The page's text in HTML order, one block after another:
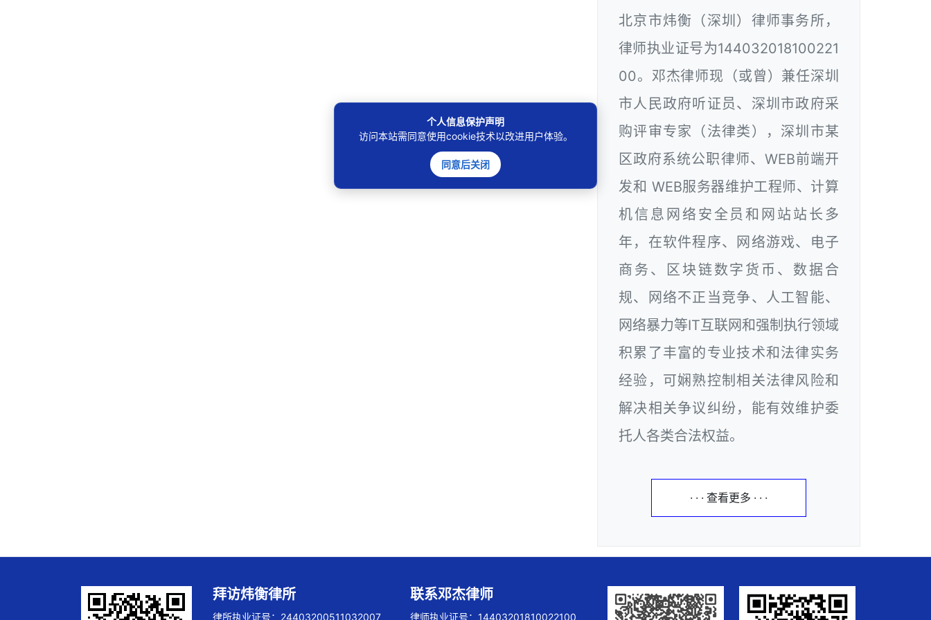
北京市炜衡（深圳）律师事务所，
律师执业证号为144032018100221
00。邓杰律师现（或曾）兼任深圳
市人民政府听证员、深圳市政府采
购评审专家（法律类），深圳市某
区政府系统公职律师、WEB前端开
发和 WEB服务器维护工程师、计算
机信息网络安全员和网站站长多
年，在软件程序、网络游戏、电子
商务、区块链数字货币、数据合
规、网络不正当竞争、人工智能、
网络暴力等IT互联网和强制执行领域
积累了丰富的专业技术和法律实务
经验，可娴熟控制相关法律风险和
解决相关争议纠纷，能有效维护委
托人各类合法权益。
· · · 查看更多 · · ·
拜访炜衡律所
律所执业证号：24403200511032007
联系邓杰律师
律师执业证号：14403201810022100
个人信息保护声明
访问本站需同意使用cookie技术以改进用户体验。
同意后关闭